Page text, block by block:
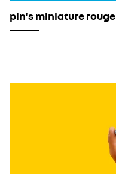
pin's miniature rouge